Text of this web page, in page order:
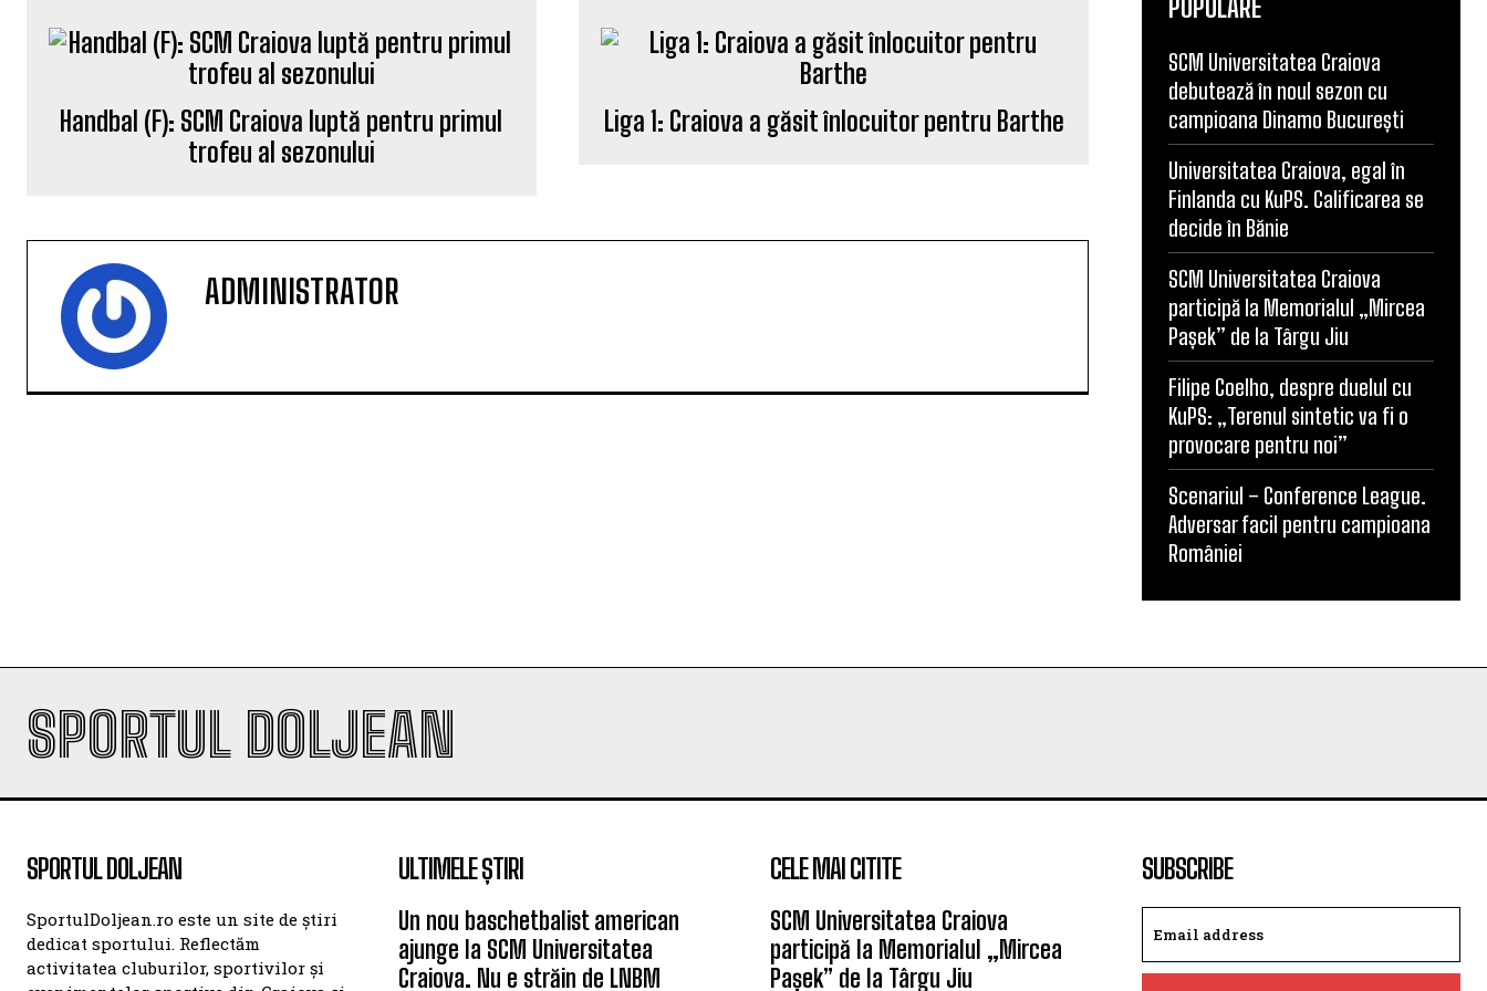
Handbal (F): SCM Craiova luptă pentru primul
trofeu al sezonului
Liga 1: Craiova a găsit înlocuitor pentru Barthe
POPULARE
SCM Universitatea Craiova
debutează în noul sezon cu
campioana Dinamo București
Universitatea Craiova, egal în
Finlanda cu KuPS. Calificarea se
decide în Bănie
SCM Universitatea Craiova
participă la Memorialul „Mircea
Pașek” de la Târgu Jiu
Filipe Coelho, despre duelul cu
KuPS: „Terenul sintetic va fi o
provocare pentru noi”
Scenariul – Conference League.
Adversar facil pentru campioana
României
SPORTUL DOLJEAN
SPORTUL DOLJEAN
SportulDoljean.ro este un site de știri
dedicat sportului. Reflectăm
activitatea cluburilor, sportivilor și
ULTIMELE ȘTIRI
Un nou baschetbalist american
ajunge la SCM Universitatea
Craiova. Nu e străin de LNBM
CELE MAI CITITE
SCM Universitatea Craiova
participă la Memorialul „Mircea
Pașek” de la Târgu Jiu
SUBSCRIBE